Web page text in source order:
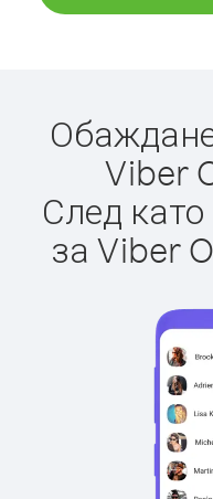
Viber
След
за Viber